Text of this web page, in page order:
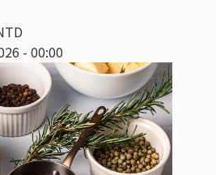
- 00:00